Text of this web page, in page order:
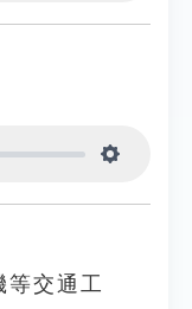
等交通工